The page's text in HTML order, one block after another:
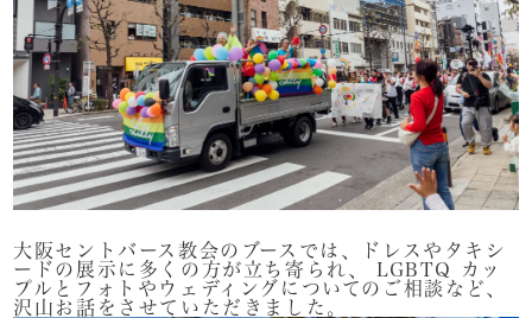
大阪セントバース教会のブースでは、ドレスやタキシ
ードの展示に多くの方が立ち寄られ、 LGBTQ カッ
プルとフォトやウェディングについてのご相談など、
沢山お話をさせていただきました。